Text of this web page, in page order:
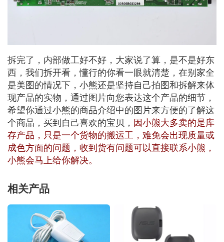
拆完了，内部做工好不好，大家说了算，是不是好东
西，我们拆开看，懂行的你看一眼就清楚，在别家全
是美图的情况下，小熊还是坚持自己拍图和拆解来体
现产品的实物，通过图片向您表达这个产品的细节，
希望你通过小熊的商品介绍中的图片来方便的了解这
个商品，买到自己喜欢的宝贝， 因小熊大多卖的是库
存产品，只是一个货物的搬运工，难免会出现质量或
成色方面的问题，收到货有问题可以直接联系小熊，
小熊会马上给你解决。
相关产品